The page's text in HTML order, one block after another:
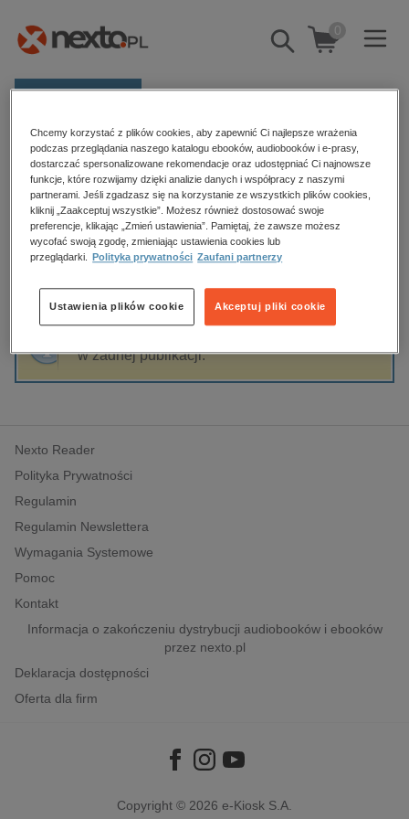
Pokaż/schowaj
wyszukiwarkę
0
Kategorie
Zobacz wszystkie E-prasa
budownictwo, aranżacja wnętrz
biznesowe, branżowe, gospodarka
dzienniki
edukacja
hobby, sport, rozrywka
komputery, internet, technologie, informatyka
polityka, społeczno-informacyjne
psychologiczne
inne
popularno-naukowe
historia
Strona główna Ewa Gurba
Ewa Gurba
Sortowanie Filtrowanie
w żadnej publikacji.
Nexto Reader
Polityka Prywatności
Regulamin
Regulamin Newslettera
Wymagania Systemowe
Pomoc
Kontakt
Informacja o zakończeniu dystrybucji audiobooków i ebooków
przez nexto.pl
Deklaracja dostępności
Oferta dla firm
Copyright © 2026 e-Kiosk S.A.
Chcemy korzystać z plików cookies, aby zapewnić Ci najlepsze wrażenia
podczas przeglądania naszego katalogu ebooków, audiobooków i e-prasy,
dostarczać spersonalizowane rekomendacje oraz udostępniać Ci najnowsze
funkcje, które rozwijamy dzięki analizie danych i współpracy z naszymi
partnerami. Jeśli zgadzasz się na korzystanie ze wszystkich plików cookies,
kliknij „Zaakceptuj wszystkie”. Możesz również dostosować swoje
preferencje, klikając „Zmień ustawienia”. Pamiętaj, że zawsze możesz
wycofać swoją zgodę, zmieniając ustawienia cookies lub
przeglądarki.
Polityka prywatności Zaufani partnerzy
Akceptuj pliki cookie
Ustawienia plików cookie